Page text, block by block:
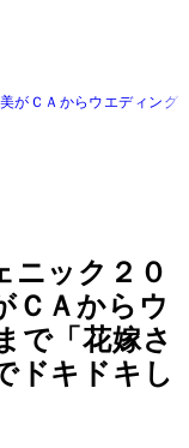
がＣＡからウエディン
ニック２０
ＣＡからウ
で「花嫁さ
ドキドキし